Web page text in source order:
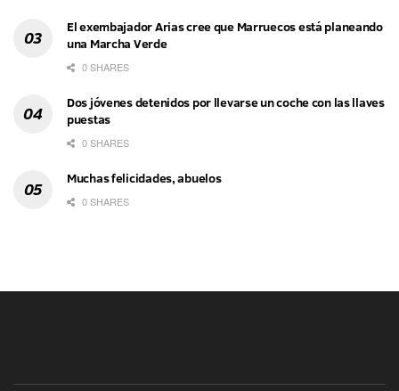
El exembajador Arias cree que Marruecos está planeando
una Marcha Verde
0 SHARES
Dos jóvenes detenidos por llevarse un coche con las llaves
puestas
0 SHARES
Muchas felicidades, abuelos
0 SHARES